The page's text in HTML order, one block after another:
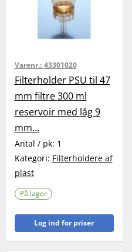
Varenr.: 43301020
Filterholder PSU til 47
mm filtre 300 ml
reservoir med låg 9
mm...
Antal / pk: 1
Kategori: Filterholdere af
plast
På lager
Log ind for priser